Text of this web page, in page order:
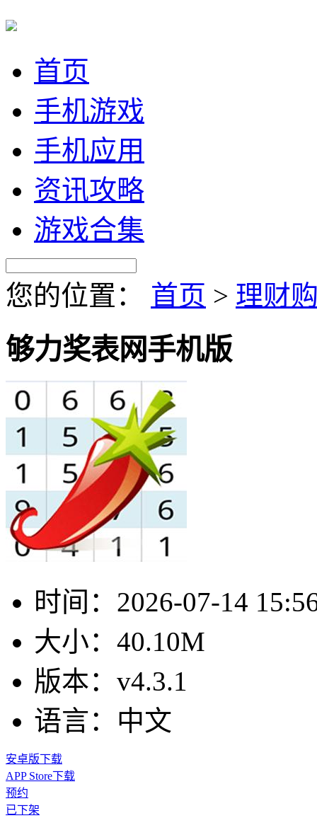
首页
手机游戏
手机应用
资讯攻略
游戏合集
您的位置： 首页 > 理财
够力奖表网手机版
时间： 2026-07-14
大小： 40.10M
版本： v4.3.1
语言： 中文
安卓版下载
APP Store下载
预约
已下架